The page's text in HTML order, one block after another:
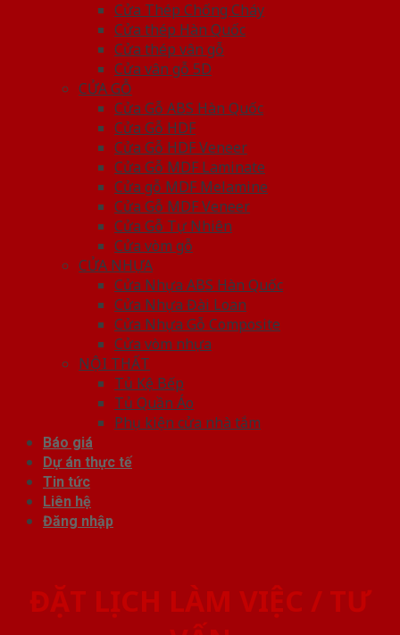
Cửa Thép Chống Cháy
Cửa thép Hàn Quốc
Cửa thép vân gỗ
Cửa vân gỗ 5D
CỬA GỖ
Cửa Gỗ ABS Hàn Quốc
Cửa Gỗ HDF
Cửa Gỗ HDF Veneer
Cửa Gỗ MDF Laminate
Cửa gỗ MDF Melamine
Cửa Gỗ MDF Veneer
Cửa Gỗ Tự Nhiên
Cửa vòm gỗ
CỬA NHỰA
Cửa Nhựa ABS Hàn Quốc
Cửa Nhựa Đài Loan
Cửa Nhựa Gỗ Composite
Cửa vòm nhựa
NỘI THẤT
Tủ Kệ Bếp
Tủ Quần Áo
Phụ kiện cửa nhà tắm
Báo giá
Dự án thực tế
Tin tức
Liên hệ
Đăng nhập
ĐẶT LỊCH LÀM VIỆC / TƯ